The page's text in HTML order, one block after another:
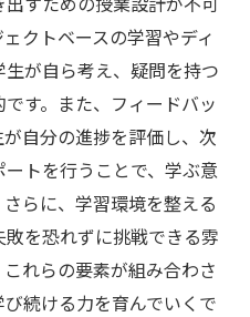
クトベースの学習やディ
が自ら考え、疑問を持つ
す。また、フィードバッ
自分の進捗を評価し、次
トを行うことで、学ぶ意
らに、学習環境を整える
を恐れずに挑戦できる雰
れらの要素が組み合わさ
続ける力を育んでいくで